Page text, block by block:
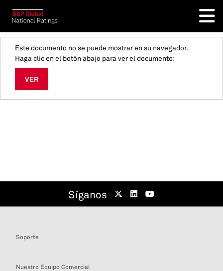
Este documento no se puede mostrar en su navegador.
Haga clic en el botón abajo para ver el documento:
VER
Síganos
Soporte
Nuestro Equipo Comercial